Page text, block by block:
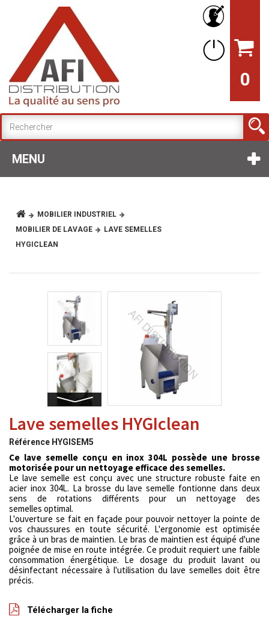
0
MENU
MOBILIER INDUSTRIEL
MOBILIER DE LAVAGE
LAVE SEMELLES
HYGICLEAN
Lave semelles HYGIclean
Référence HYGISEM5
Ce lave semelle conçu en inox 304L possède une brosse
motorisée pour un nettoyage efficace des semelles.
Le lave semelle est conçu avec une structure robuste faite en
acier inox 304L. La brosse du lave semelle fontionne dans deux
sens de rotations différents pour un nettoyage des
semelles optimal.
L'ouverture se fait en façade pour pouvoir nettoyer la pointe de
vos chaussures en toute sécurité. L'ergonomie est optimisée
grâce à un bras de maintien. Le bras de maintien est équipé d'une
poignée de mise en route intégrée. Ce produit requiert une faible
consommation énergétique. Le dosage du produit lavant ou
désinfectant nécessaire à l'utilisation du lave semelles doit être
précis.
Télécharger la fiche